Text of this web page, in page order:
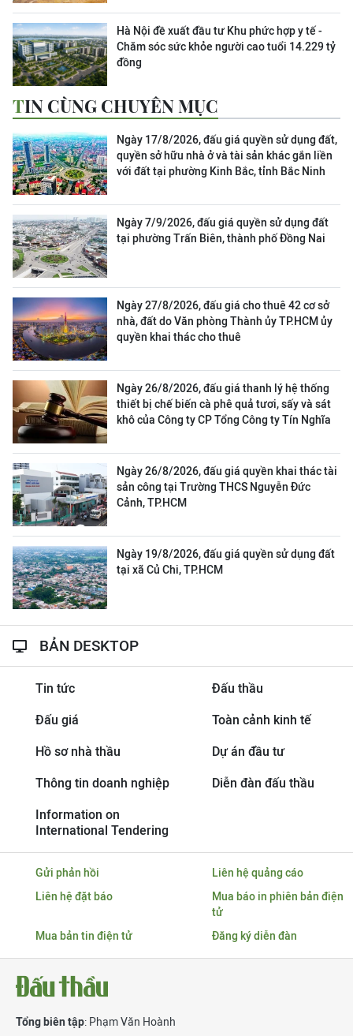
Hà Nội đề xuất đầu tư Khu phức hợp y tế -
Chăm sóc sức khỏe người cao tuổi 14.229 tỷ
đồng
TIN CÙNG CHUYÊN MỤC
Ngày 17/8/2026, đấu giá quyền sử dụng đất,
quyền sở hữu nhà ở và tài sản khác gắn liền
với đất tại phường Kinh Bắc, tỉnh Bắc Ninh
Ngày 7/9/2026, đấu giá quyền sử dụng đất
tại phường Trấn Biên, thành phố Đồng Nai
Ngày 27/8/2026, đấu giá cho thuê 42 cơ sở
nhà, đất do Văn phòng Thành ủy TP.HCM ủy
quyền khai thác cho thuê
Ngày 26/8/2026, đấu giá thanh lý hệ thống
thiết bị chế biến cà phê quả tươi, sấy và sát
khô của Công ty CP Tổng Công ty Tín Nghĩa
Ngày 26/8/2026, đấu giá quyền khai thác tài
sản công tại Trường THCS Nguyễn Đức
Cảnh, TP.HCM
Ngày 19/8/2026, đấu giá quyền sử dụng đất
tại xã Củ Chi, TP.HCM
BẢN DESKTOP
Tin tức Đấu thầu
Đấu giá Toàn cảnh kinh tế
Hồ sơ nhà thầu Dự án đầu tư
Thông tin doanh nghiệp Diễn đàn đấu thầu
Information on
International Tendering
Gửi phản hồi
Liên hệ quảng cáo
Liên hệ đặt báo
Mua báo in phiên bản điện
tử
Mua bản tin điện tử
Đăng ký diễn đàn
Tổng biên tập: Phạm Văn Hoành